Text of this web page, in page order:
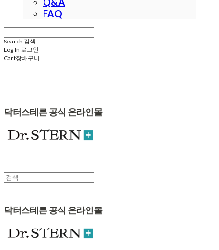
Q&A
FAQ
Search 검색
Log In 로그인
Cart장바구니
닥터스테른 공식 온라인몰
닥터스테른 공식 온라인몰